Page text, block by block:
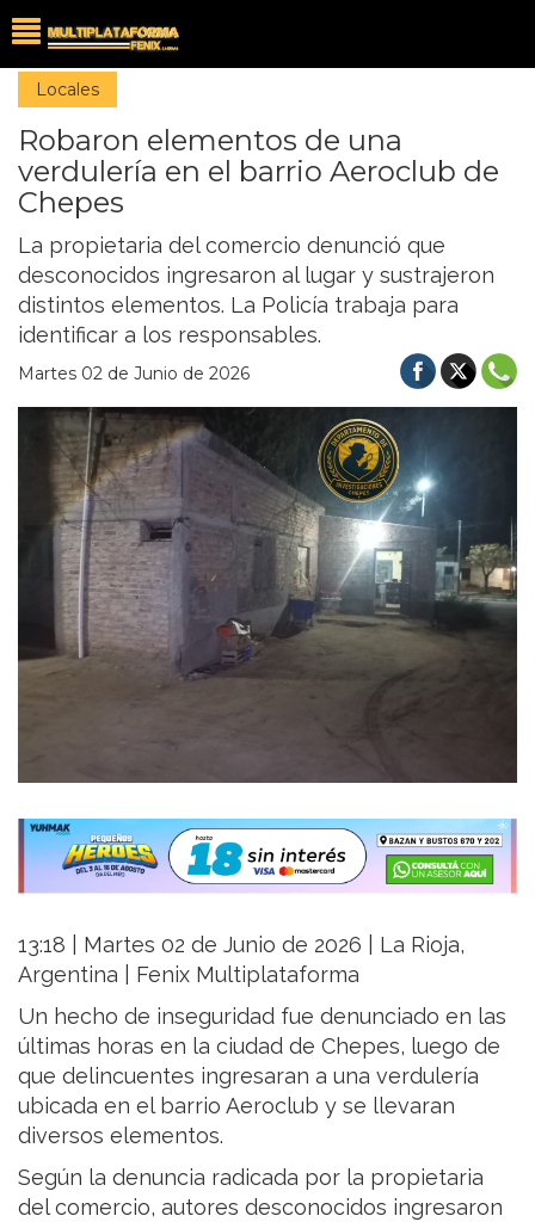
Locales
Robaron elementos de una
verdulería en el barrio Aeroclub de
Chepes
La propietaria del comercio denunció que
desconocidos ingresaron al lugar y sustrajeron
distintos elementos. La Policía trabaja para
identificar a los responsables.
Martes 02 de Junio de 2026
13:18 | Martes 02 de Junio de 2026 | La Rioja,
Argentina | Fenix Multiplataforma
Un hecho de inseguridad fue denunciado en las
últimas horas en la ciudad de Chepes, luego de
que delincuentes ingresaran a una verdulería
ubicada en el barrio Aeroclub y se llevaran
diversos elementos.
Según la denuncia radicada por la propietaria
del comercio, autores desconocidos ingresaron